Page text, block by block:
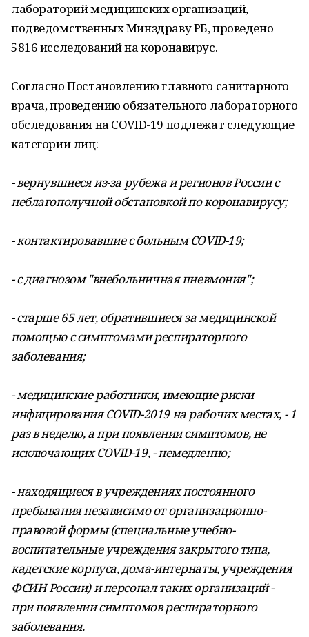
лабораторий медицинских организаций,
подведомственных Минздраву РБ, проведено
5816 исследований на коронавирус.
Согласно Постановлению главного санитарного
врача, проведению обязательного лабораторного
обследования на COVID-19 подлежат следующие
категории лиц:
- вернувшиеся из-за рубежа и регионов России с
неблагополучной обстановкой по коронавирусу;
- контактировавшие с больным COVID-19;
- с диагнозом "внебольничная пневмония";
- старше 65 лет, обратившиеся за медицинской
помощью с симптомами респираторного
заболевания;
- медицинские работники, имеющие риски
инфицирования COVID-2019 на рабочих местах, - 1
раз в неделю, а при появлении симптомов, не
исключающих COVID-19, - немедленно;
- находящиеся в учреждениях постоянного
пребывания независимо от организационно-
правовой формы (специальные учебно-
воспитательные учреждения закрытого типа,
кадетские корпуса, дома-интернаты, учреждения
ФСИН России) и персонал таких организаций -
при появлении симптомов респираторного
заболевания.